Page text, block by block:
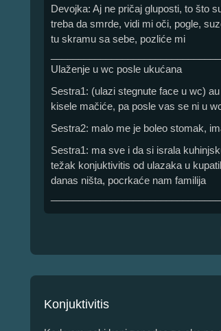
Devojka: Aj ne pričaj gluposti, to što
treba da smrde, vidi mi oči, pogle,
tu skramu sa sebe, pozliće mi
Ulaženje u wc posle ukućana
Sestra1: (ulazi stegnute face u wc)
kisele mačiće, pa posle vas se ni u
Sestra2: malo me je boleo stomak,
Sestra1: ma sve i da si israla
težak konjuktivitis od ulazaka u
danas ništa, pocrkaće nam familija
Konjuktivitis